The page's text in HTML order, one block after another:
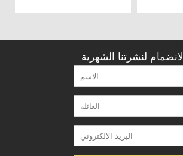
الانضمام لنشرتنا الشهرية